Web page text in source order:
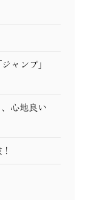
ャンプ」
心地良い